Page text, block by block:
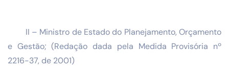
II – Ministro de Estado do Planejamento, Orçamento
e Gestão; (Redação dada pela Medida Provisória nº
2216-37, de 2001)